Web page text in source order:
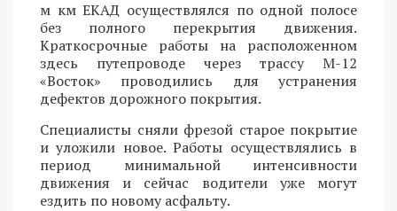
м км ЕКАД осуществлялся по одной полосе
без полного перекрытия движения.
Краткосрочные работы на расположенном
здесь путепроводе через трассу М-12
«Восток» проводились для устранения
дефектов дорожного покрытия.
Специалисты сняли фрезой старое покрытие
и уложили новое. Работы осуществлялись в
период минимальной интенсивности
движения и сейчас водители уже могут
ездить по новому асфальту.